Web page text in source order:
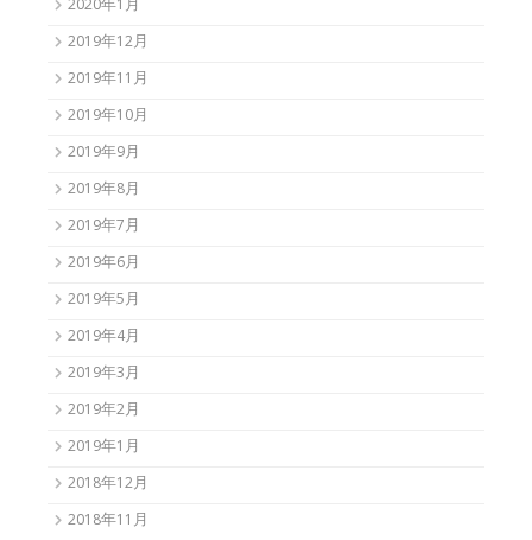
2020年1月
2019年12月
2019年11月
2019年10月
2019年9月
2019年8月
2019年7月
2019年6月
2019年5月
2019年4月
2019年3月
2019年2月
2019年1月
2018年12月
2018年11月